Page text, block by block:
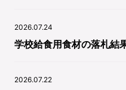
2026.07.24
学校給食用食材の落札結
2026.07.22